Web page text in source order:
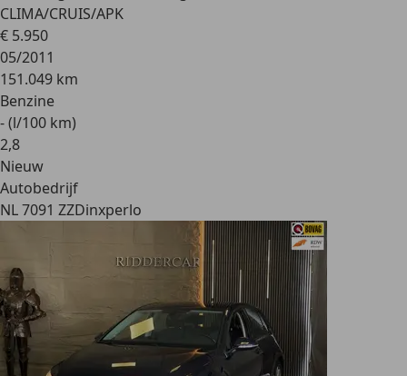
CLIMA/CRUIS/APK
€ 5.950
05/2011
151.049 km
Benzine
- (l/100 km)
2,8
Nieuw
Autobedrijf
NL 7091 ZZDinxperlo